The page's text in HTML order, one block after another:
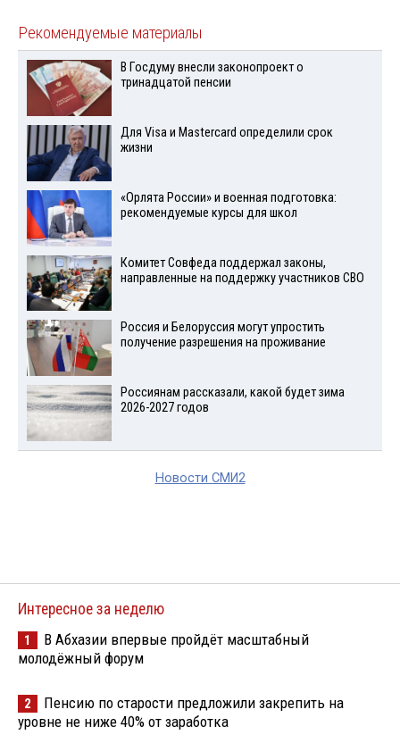
Рекомендуемые материалы
В Госдуму внесли законопроект о
тринадцатой пенсии
Для Visа и Mastercard определили срок
жизни
«Орлята России» и военная подготовка:
рекомендуемые курсы для школ
Комитет Совфеда поддержал законы,
направленные на поддержку участников СВО
Россия и Белоруссия могут упростить
получение разрешения на проживание
Россиянам рассказали, какой будет зима
2026-2027 годов
Новости СМИ2
Интересное за неделю
1
В Абхазии впервые пройдёт масштабный
молодёжный форум
2
Пенсию по старости предложили закрепить на
уровне не ниже 40% от заработка